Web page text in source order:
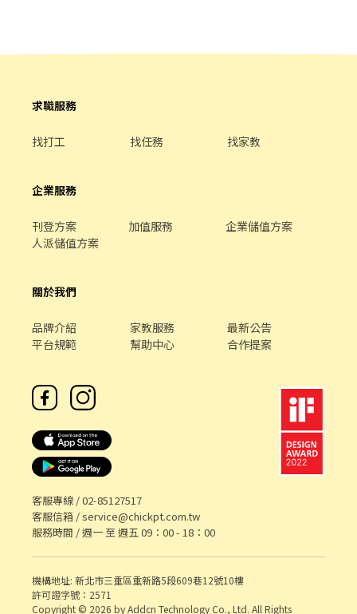
配合休假加班最高可達【$85,000】 【公司額外福利】 提供多條交
通車路線(新竹市東區、苗栗竹南、竹東、內壢楊梅) ▬▬▬▬▬★
履歷，盡快協助安排書審! https://reurl.cc/EVRZva ☞ʟɪɴᴇ :
求職服務
找打工 找任務 找家教
企業服務
刊登方案 加值服務
企業儲值方案
人派儲值方案
關於我們
品牌介紹 家教服務
最新公告
平台規範
幫助中心 合作提案
客服專線 /02-85127517
客服信箱 /service@chickpt.com.tw
服務時間 / 週一 至 週五 09：00 - 18：00
機構地址: 新北市三重區重新路5段609巷12號10樓
許可證字號：2571
Copyright © 2026 by Addcn Technology Co., Ltd. All Rights